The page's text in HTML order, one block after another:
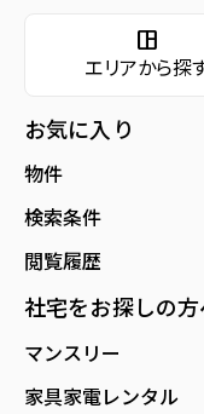
space_dashboard
エリアから探
お気に入り
物件
検索条件
閲覧履歴
社宅をお探しの方
マンスリー
家具家電レンタル
1階／
アクセス
所在地 宮城
location_on グ
築年月 1994